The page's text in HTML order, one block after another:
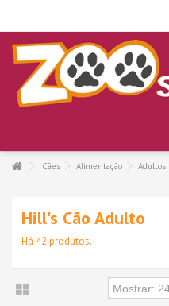
Cães Alimentação Adultos
Hill's Cão Adulto
Há 42 produtos.